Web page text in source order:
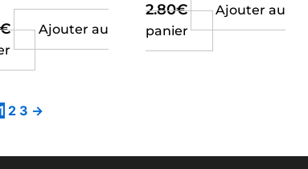
€
Ajouter au
2.80€
Ajouter au
panier
2 3 →